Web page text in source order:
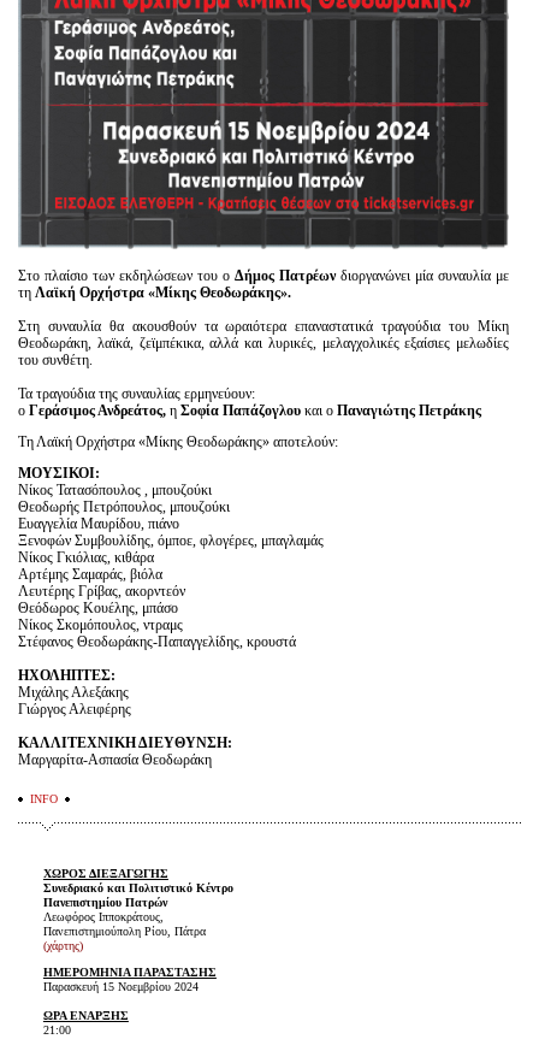
Στο πλαίσιο των εκδηλώσεων του ο Δήμος Πατρέωνδιοργανώνει μία συναυλία με
τη Λαϊκή Ορχήστρα «Μίκης Θεοδωράκης».
Στη συναυλία θα ακουσθούν τα ωραιότερα επαναστατικά τραγούδια του Μίκη
Θεοδωράκη, λαϊκά, ζεϊμπέκικα, αλλά και λυρικές, μελαγχολικές εξαίσιες μελωδίες
του συνθέτη.
Τα τραγούδια της συναυλίας ερμηνεύουν:
ο Γεράσιμος Ανδρεάτος, η Σοφία Παπάζογλου και ο Παναγιώτης Πετράκης
Τη Λαϊκή Ορχήστρα «Μίκης Θεοδωράκης» αποτελούν:
ΜΟΥΣΙΚΟΙ:
Νίκος Τατασόπουλος , μπουζούκι
Θεοδωρής Πετρόπουλος, μπουζούκι
Ευαγγελία Μαυρίδου, πιάνο
Ξενοφών Συμβουλίδης, όμποε, φλογέρες, μπαγλαμάς
Νίκος Γκιόλιας, κιθάρα
Αρτέμης Σαμαράς, βιόλα
Λευτέρης Γρίβας, ακορντεόν
Θεόδωρος Κουέλης, μπάσο
Νίκος Σκομόπουλος, ντραμς
Στέφανος Θεοδωράκης-Παπαγγελίδης, κρουστά
ΗΧΟΛΗΠΤΕΣ:
Μιχάλης Αλεξάκης
Γιώργος Αλειφέρης
ΚΑΛΛΙΤΕΧΝΙΚΗ ΔΙΕΥΘΥΝΣΗ:
Μαργαρίτα-Ασπασία Θεοδωράκη
INFO
ΧΩΡΟΣ ΔΙΕΞΑΓΩΓΗΣ
Συνεδριακό και Πολιτιστικό Κέντρο
Πανεπιστημίου Πατρών
Λεωφόρος Ιπποκράτους,
Πανεπιστημιούπολη Ρίου, Πάτρα
(χάρτης)
ΗΜΕΡΟΜΗΝΙΑ ΠΑΡΑΣΤΑΣΗΣ
Παρασκευή 15 Νοεμβρίου 2024
ΩΡΑ ΕΝΑΡΞΗΣ
21:00